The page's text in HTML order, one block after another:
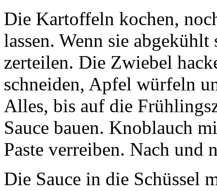
Die Kartoffeln kochen,
lassen. Wenn sie
zerteilen. Die Zwiebel
schneiden, Apfel würfeln
Alles, bis auf die
Sauce bauen. Knoblauch
Paste verreiben. Nach und
Die Sauce in die Schüssel